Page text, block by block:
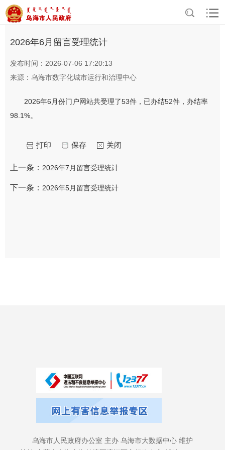
首页>互动交流 > 留言反馈季度统计
2026年6月留言受理统计
发布时间：2026-07-06 17:20:13
来源：乌海市数字化城市运行和治理中心
2026年6月份门户网站共受理了53件，已办结52件，办结率
98.1%。
关闭
保存
打印
上一条： 2026年7月留言受理统计
下一条： 2026年5月留言受理统计
乌海市人民政府办公室 主办 乌海市大数据中心 维护